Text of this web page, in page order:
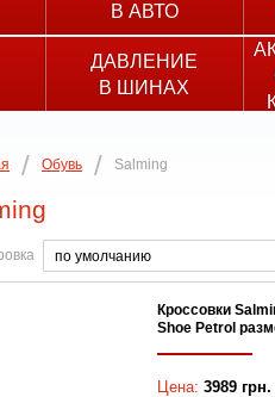
В АВТО
ДАВЛЕНИЕ
В ШИНАХ
Обувь Salming
по умолчанию
Кроссовки
Shoe Petrol
Цена: 3989 грн.